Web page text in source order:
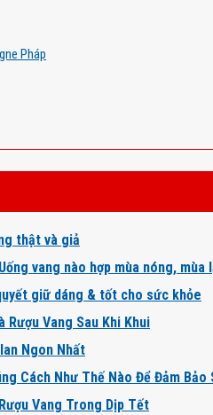
Pháp
thật và giả
vang nào hợp mùa nóng, mùa
giữ dáng & tốt cho sức khỏe
Rượu Vang Sau Khi Khui
Ngon Nhất
Cách Như Thế Nào Để Đảm Bảo
Vang Trong Dịp Tết